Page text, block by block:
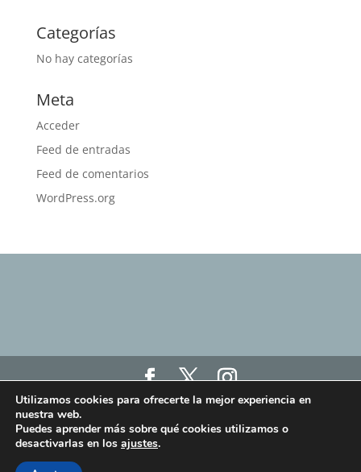
Categorías
No hay categorías
Meta
Acceder
Feed de entradas
Feed de comentarios
WordPress.org
Haz click aquí para ver nuestro Aviso Legal, Política
de Privacidad y Política de Cookies
Haz click aquí para ver los términos y condiciones
de las clases online "Humanit.as Online"
Utilizamos cookies para ofrecerte la mejor experiencia en
nuestra web.
Puedes aprender más sobre qué cookies utilizamos o
desactivarlas en los ajustes.